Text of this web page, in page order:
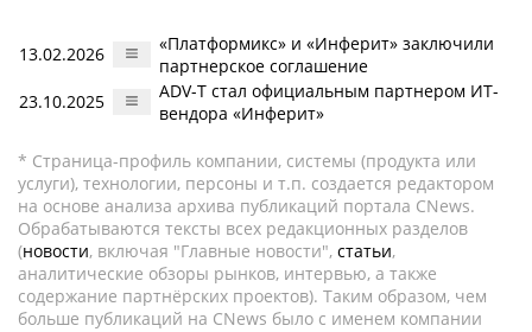
13.02.2026
«Платформикс» и «Инферит» заключили
партнерское соглашение
23.10.2025
ADV-T стал официальным партнером ИТ-
вендора «Инферит»
* Страница-профиль компании, системы (продукта или
услуги), технологии, персоны и т.п. создается редактором
на основе анализа архива публикаций портала CNews.
Обрабатываются тексты всех редакционных разделов
(новости, включая "Главные новости", статьи,
аналитические обзоры рынков, интервью, а также
содержание партнёрских проектов). Таким образом, чем
больше публикаций на CNews было с именем компании